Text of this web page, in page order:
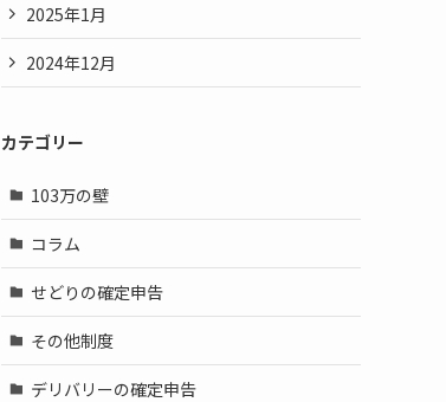
2025年1月
2024年12月
カテゴリー
103万の壁
コラム
せどりの確定申告
その他制度
デリバリーの確定申告